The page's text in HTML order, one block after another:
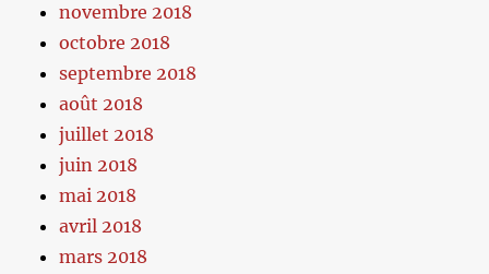
novembre 2018
octobre 2018
septembre 2018
août 2018
juillet 2018
juin 2018
mai 2018
avril 2018
mars 2018